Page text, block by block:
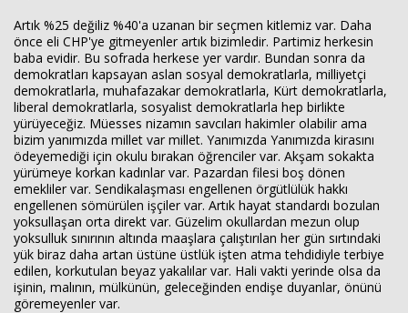
Artık %25 değiliz %40'a uzanan bir seçmen kitlemiz var. Daha
önce eli CHP'ye gitmeyenler artık bizimledir. Partimiz herkesin
baba evidir. Bu sofrada herkese yer vardır. Bundan sonra da
demokratları kapsayan aslan sosyal demokratlarla, milliyetçi
demokratlarla, muhafazakar demokratlarla, Kürt demokratlarla,
liberal demokratlarla, sosyalist demokratlarla hep birlikte
yürüyeceğiz. Müesses nizamın savcıları hakimler olabilir ama
bizim yanımızda millet var millet. Yanımızda Yanımızda kirasını
ödeyemediği için okulu bırakan öğrenciler var. Akşam sokakta
yürümeye korkan kadınlar var. Pazardan filesi boş dönen
emekliler var. Sendikalaşması engellenen örgütlülük hakkı
engellenen sömürülen işçiler var. Artık hayat standardı bozulan
yoksullaşan orta direkt var. Güzelim okullardan mezun olup
yoksulluk sınırının altında maaşlara çalıştırılan her gün sırtındaki
yük biraz daha artan üstüne üstlük işten atma tehdidiyle terbiye
edilen, korkutulan beyaz yakalılar var. Hali vakti yerinde olsa da
işinin, malının, mülkünün, geleceğinden endişe duyanlar, önünü
göremeyenler var.